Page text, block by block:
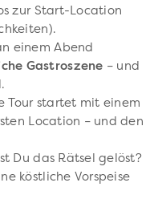
zur Start-Location
einem Abend
Gastroszene – und
Tour startet mit einem
Location – und den
Du das Rätsel gelöst?
köstliche Vorspeise